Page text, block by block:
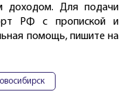
доходом. Для подачи
РФ с пропиской и
помощь, пишите на